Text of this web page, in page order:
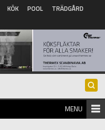
KÖK POOL
TRÄDGÅRD
MENU